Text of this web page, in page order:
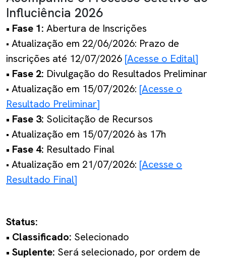
Influciência 2026
• Fase 1: Abertura de Inscrições
• Atualização em 22/06/2026: Prazo de
inscrições até 12/07/2026 [Acesse o Edital]
• Fase 2: Divulgação do Resultados Preliminar
• Atualização em 15/07/2026: [Acesse o
Resultado Preliminar]
• Fase 3: Solicitação de Recursos
• Atualização em 15/07/2026 às 17h
• Fase 4: Resultado Final
• Atualização em 21/07/2026: [Acesse o
Resultado Final]
Status:
• Classificado: Selecionado
• Suplente: Será selecionado, por ordem de